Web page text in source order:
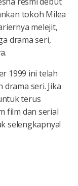
tokoh Milea
melejit,
drama seri,
1999 ini telah
seri. Jika
terus
film dan serial
selengkapnya!